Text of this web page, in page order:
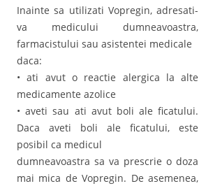
Inainte sa utilizati Vopregin, adresati-
va medicului dumneavoastra,
farmacistului sau asistentei medicale
daca:
• ati avut o reactie alergica la alte
medicamente azolice
• aveti sau ati avut boli ale ficatului.
Daca aveti boli ale ficatului, este
posibil ca medicul
dumneavoastra sa va prescrie o doza
mai mica de Vopregin. De asemenea,